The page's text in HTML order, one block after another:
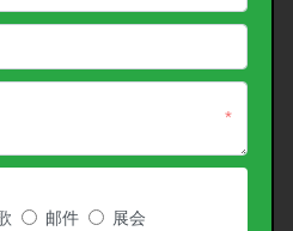
*
邮件
展会